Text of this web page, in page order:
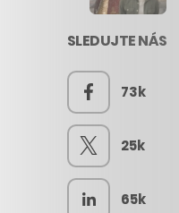
SLEDUJTE NÁS
73k
25k
65k